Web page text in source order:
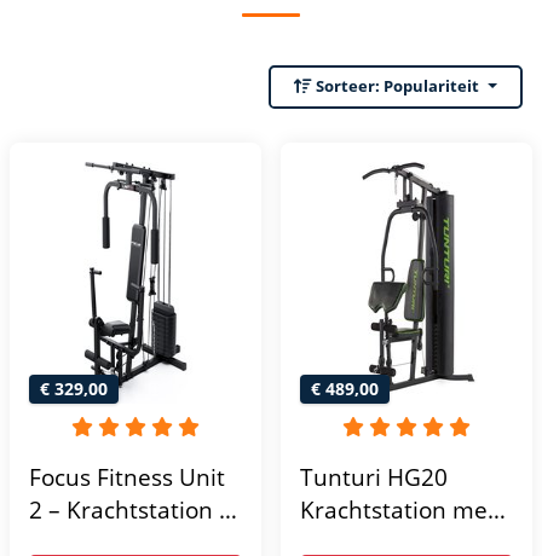
Sorteer: Populariteit
€ 329,00
Focus Fitness Unit
2 – Krachtstation –
€ 489,00
Tunturi HG20
Krachtstation met